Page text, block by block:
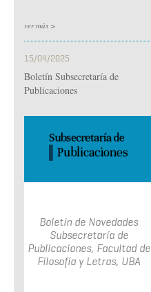
ver más >
15/04/2025
Boletín Subsecretaría de
Publicaciones
Boletín de Novedades
Subsecretaría de
Publicaciones, Facultad de
Filosofía y Letras, UBA